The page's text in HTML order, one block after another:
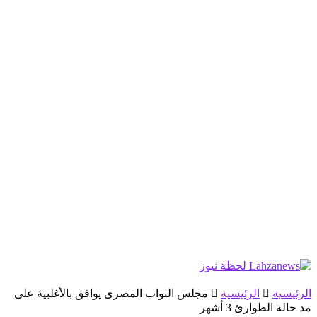
الرئيسية الرئيسية
مجلس النواب المصرى يوافق بالأغلبية على
مد حالة الطوارئ 3 أشهر